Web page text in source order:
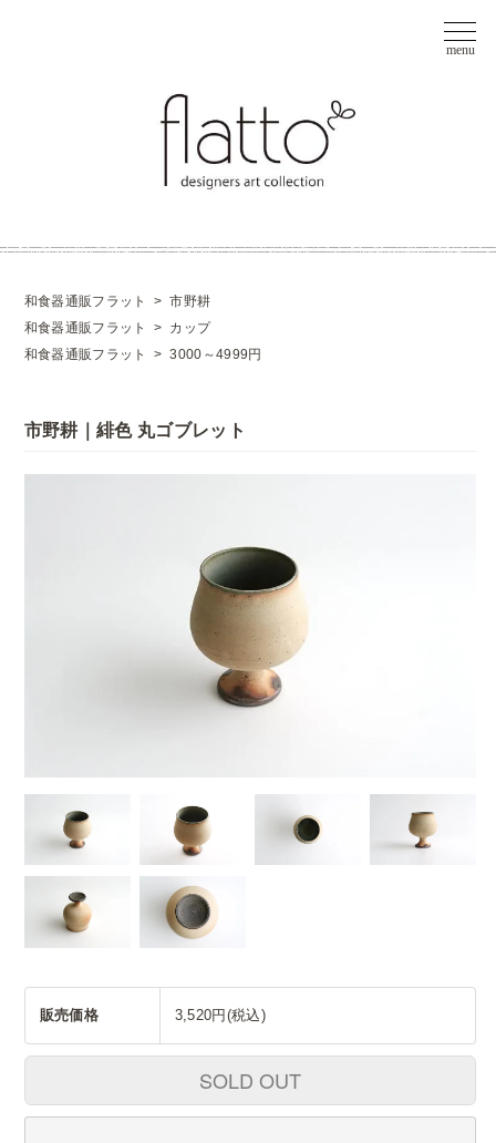
和食器通販フラット >市野耕
和食器通販フラット
> カップ
和食器通販フラット
>3000～4999円
市野耕｜緋色 丸ゴブレット
販売価格 3,520円(税込)
SOLD OUT